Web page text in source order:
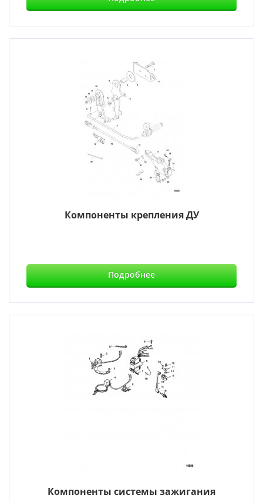
Компоненты крепления ДУ
Подробнее
Компоненты системы зажигания